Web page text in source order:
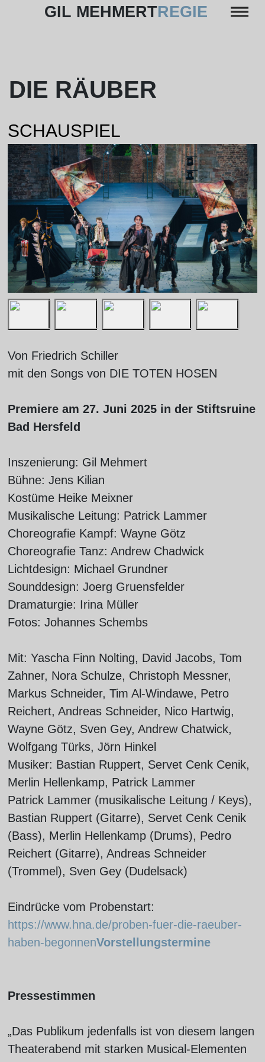
GIL MEHMERTREGIE
DIE RÄUBER
SCHAUSPIEL
Von Friedrich Schiller
mit den Songs von DIE TOTEN HOSEN
Premiere am 27. Juni 2025 in der Stiftsruine
Bad Hersfeld
Inszenierung: Gil Mehmert
Bühne: Jens Kilian
Kostüme Heike Meixner
Musikalische Leitung: Patrick Lammer
Choreografie Kampf: Wayne Götz
Choreografie Tanz: Andrew Chadwick
Lichtdesign: Michael Grundner
Sounddesign: Joerg Gruensfelder
Dramaturgie: Irina Müller
Fotos: Johannes Schembs
Mit: Yascha Finn Nolting, David Jacobs, Tom
Zahner, Nora Schulze, Christoph Messner,
Markus Schneider, Tim Al-Windawe, Petro
Reichert, Andreas Schneider, Nico Hartwig,
Wayne Götz, Sven Gey, Andrew Chatwick,
Wolfgang Türks, Jörn Hinkel
Musiker: Bastian Ruppert, Servet Cenk Cenik,
Merlin Hellenkamp, Patrick Lammer
Patrick Lammer (musikalische Leitung / Keys),
Bastian Ruppert (Gitarre), Servet Cenk Cenik
(Bass), Merlin Hellenkamp (Drums), Pedro
Reichert (Gitarre), Andreas Schneider
(Trommel), Sven Gey (Dudelsack)
Eindrücke vom Probenstart:
https://www.hna.de/proben-fuer-die-raeuber-
haben-begonnenVorstellungstermine
Pressestimmen
„Das Publikum jedenfalls ist von diesem langen
Theaterabend mit starken Musical-Elementen